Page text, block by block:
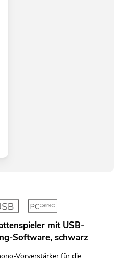
mit USB-
Software, schwarz
Vorverstärker für die